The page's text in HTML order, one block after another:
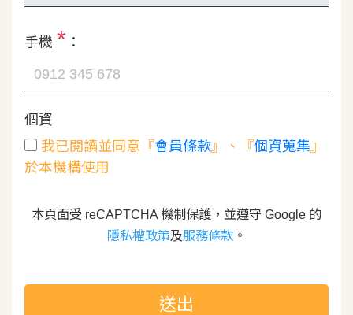
手機 * ：
個資
我已閱讀並同意『會員條款』、『個資蒐集』
於本機構使用
本頁面受 reCAPTCHA 機制保護，並遵守 Google 的
隱私權政策及服務條款 。
送出